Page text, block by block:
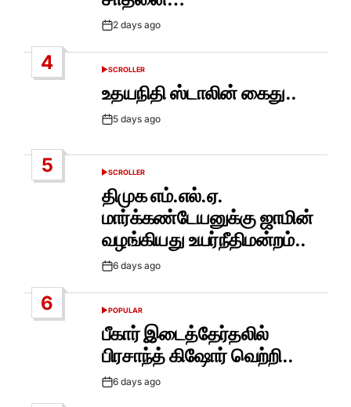
Post2 days ago
4
POSTED
SCROLLER
உதயநிதி ஸ்டாலின் கைது..
Post5 days ago
5
POSTED
SCROLLER
திமுக எம்.எல்.ஏ.
மார்க்கண்டேயனுக்கு ஜாமின்
வழங்கியது உயர்நீதிமன்றம்..
Post6 days ago
6
POSTED
POPULAR
பீகார் இடைத்தேர்தலில்
பிரசாந்த் கிஷோர் வெற்றி..
Post6 days ago